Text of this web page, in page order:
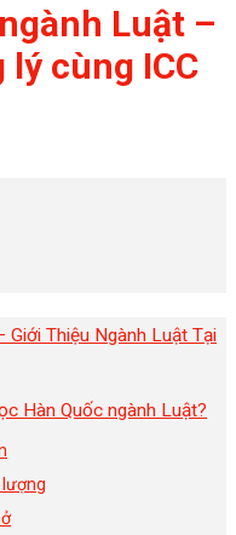
Luật –
cùng ICC
Giới Thiệu Ngành Luật Tại
Hàn Quốc ngành Luật?